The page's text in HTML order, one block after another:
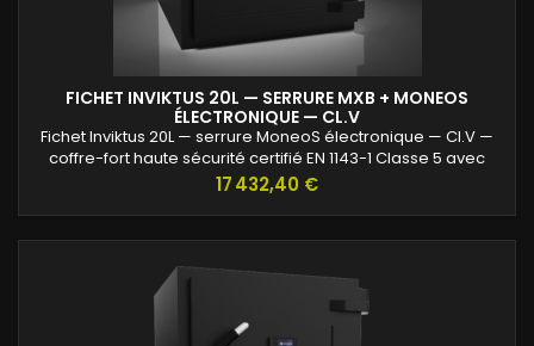
FICHET INVIKTUS 20L — SERRURE MXB + MONEOS
ÉLECTRONIQUE — CL.V
Fichet Inviktus 20L — serrure MoneoS électronique — Cl.V —
coffre-fort haute sécurité certifié EN 1143-1 Classe 5 avec
protection renforcée contre l’effraction et valeurs assurables
Prix
17 432,40 €